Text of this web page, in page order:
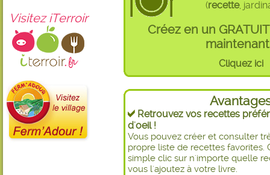
Visitez iTerroir
(recette,
Créez en un
Cliquez ici
Retrouvez vos recettes
d'oeil !
Vous pouvez créer et consulter
propre liste de recettes favorites.
simple clic sur n'importe quelle
vous l'ajoutez à votre livre.